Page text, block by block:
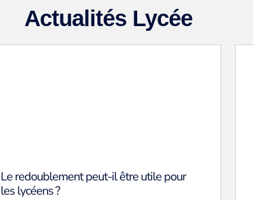
Actualités Lycée
Le redoublement peut-il être utile pour
les lycéens ?